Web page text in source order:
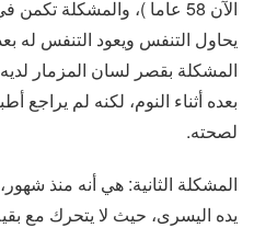
الآن 58 عاما )، والمشكلة
يحاول التنفس ويعود التنفس له
المشكلة بقصر لسان المزمار
بعده أثناء النوم، لكنه لم يراجع
لصحته.
المشكلة الثانية: هي أنه منذ
يده اليسرى، حيث لا يتحرك مع